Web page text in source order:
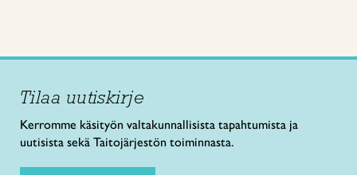
Tilaa uutiskirje
Kerromme käsityön valtakunnallisista tapahtumista ja
uutisista sekä Taitojärjestön toiminnasta.